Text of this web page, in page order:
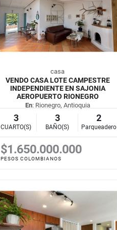
casa
VENDO CASA LOTE CAMPESTRE
INDEPENDIENTE EN SAJONIA
AEROPUERTO RIONEGRO
En: Rionegro, Antioquia
3
CUARTO(S)
3
BAÑO(S)
2
Parqueadero
$1.650.000.000
PESOS COLOMBIANOS